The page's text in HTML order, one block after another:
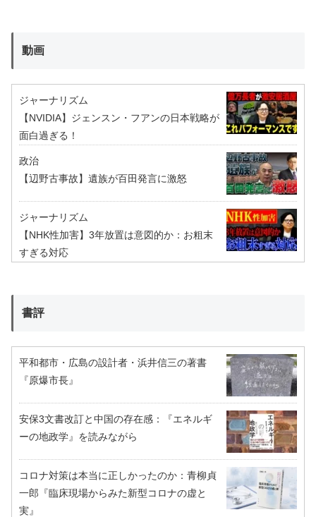
動画
ジャーナリズム
【NVIDIA】ジェンスン・フアンの日本戦略が
面白過ぎる！
政治
【辺野古事故】遺族が百田発言に激怒
ジャーナリズム
【NHK性加害】3年放置は意図的か：お粗末
すぎる対応
書評
平和都市・広島の設計者・浜井信三の著書
『原爆市長』
安保3文書改訂と中国の存在感：『エネルギ
ーの地政学』を読みながら
コロナ対策は本当に正しかったのか：青柳貞
一郎『臨床現場からみた新型コロナの虚と
実』